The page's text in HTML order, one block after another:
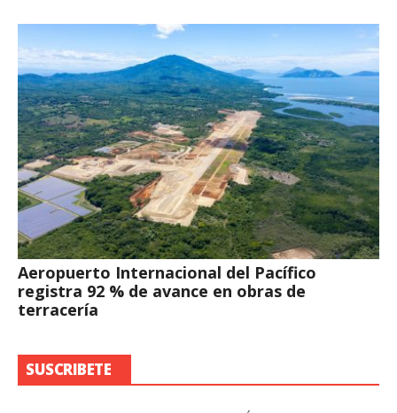
Aeropuerto Internacional del Pacífico
registra 92 % de avance en obras de
terracería
SUSCRIBETE